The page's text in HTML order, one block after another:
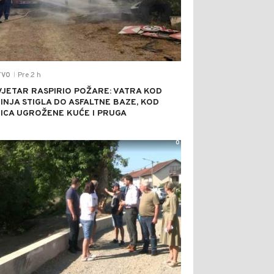
Pre 2 h
RASPIRIO POŽARE: VATRA KOD
STIGLA DO ASFALTNE BAZE, KOD
UGROŽENE KUĆE I PRUGA
0